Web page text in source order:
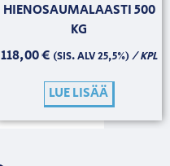
HIENOSAUMALAASTI 500
KG
118,00€ (SIS. ALV 25,5%)/ KPL
LUE LISÄÄ